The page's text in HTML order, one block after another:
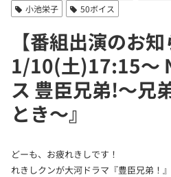
小池栄子
50ボイス
【番組出演のお知
1/10(土)17:15〜
ス 豊臣兄弟!〜兄
とき〜』
どーも、お疲れきしです！
れきしクンが大河ドラマ『豊臣兄弟！